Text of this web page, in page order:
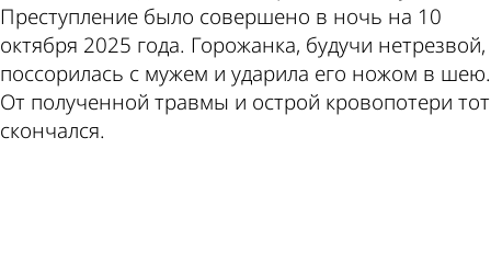
Преступление было совершено в ночь на 10
октября 2025 года. Горожанка, будучи нетрезвой,
поссорилась с мужем и ударила его ножом в шею.
От полученной травмы и острой кровопотери тот
скончался.